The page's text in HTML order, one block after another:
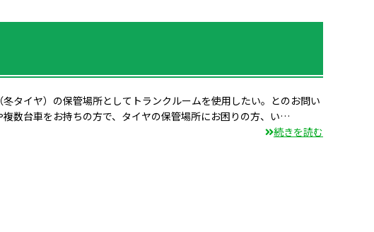
タイヤ）の保管場所としてトランクルームを使用したい。とのお問い
数台車をお持ちの方で、タイヤの保管場所にお困りの方、い…
続きを読む